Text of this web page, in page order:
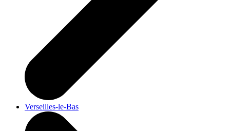
Verseilles-le-Bas